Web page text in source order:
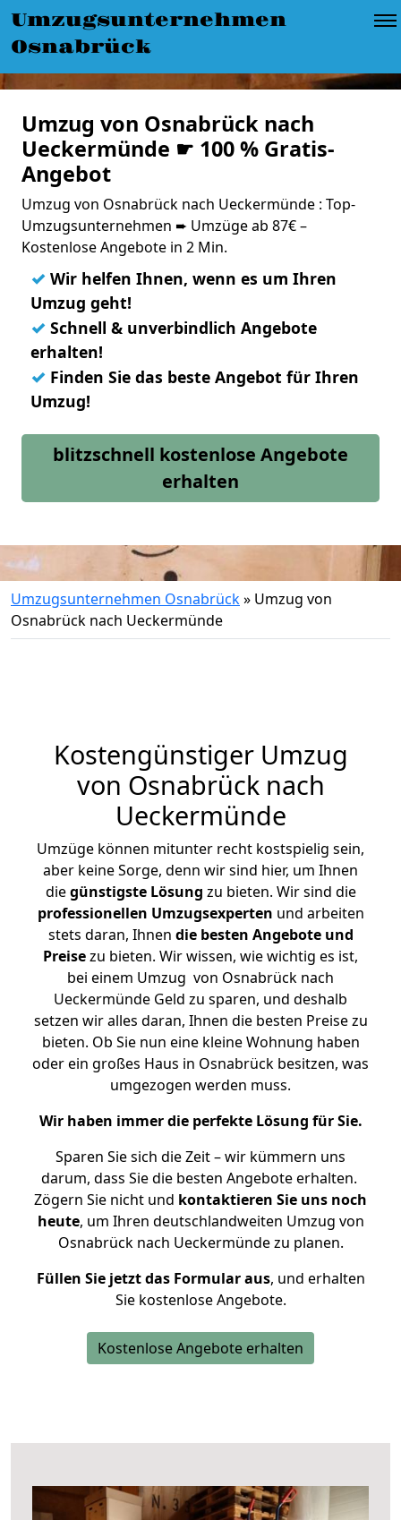
Umzugsunternehmen
Osnabrück
Umzug von Osnabrück nach
Ueckermünde ☛ 100 % Gratis-
Angebot
Umzug von Osnabrück nach Ueckermünde : Top-
Umzugsunternehmen ➨ Umzüge ab 87€ –
Kostenlose Angebote in 2 Min.
✓ Wir helfen Ihnen, wenn es um Ihren
Umzug geht!
✓ Schnell & unverbindlich Angebote
erhalten!
✓ Finden Sie das beste Angebot für Ihren
Umzug!
blitzschnell kostenlose Angebote
erhalten
Umzugsunternehmen Osnabrück» Umzug von
Osnabrück nach Ueckermünde
Kostengünstiger Umzug
von Osnabrück nach
Ueckermünde
Umzüge können mitunter recht kostspielig sein,
aber keine Sorge, denn wir sind hier, um Ihnen
diegünstigste Lösung zu bieten. Wir sind die
professionellen Umzugsexperten und arbeiten
stets daran, Ihnen die besten Angebote und
Preisezu bieten. Wir wissen, wie wichtig es ist,
bei einem Umzug von Osnabrück nach
Ueckermünde Geld zu sparen, und deshalb
setzen wir alles daran, Ihnen die besten Preise zu
bieten. Ob Sie nun eine kleine Wohnung haben
oder ein großes Haus in Osnabrück besitzen, was
umgezogen werden muss.
Wir haben immer die perfekte Lösung für Sie.
Sparen Sie sich die Zeit – wir kümmern uns
darum, dass Sie die besten Angebote erhalten.
Zögern Sie nicht und kontaktieren Sie uns noch
heute, um Ihren deutschlandweiten Umzug von
Osnabrück nach Ueckermünde zu planen.
Füllen Sie jetzt das Formular aus, und erhalten
Sie kostenlose Angebote.
Kostenlose Angebote erhalten